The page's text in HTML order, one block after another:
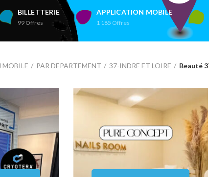
BILLETTERIE
99 Offres
APPLICATION MOBILE
1 185 Offres
PAR DEPARTEMENT 37-INDRE ET LOIRE Beauté